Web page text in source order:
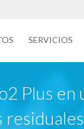
SERVICIOS
Plus en
residuales